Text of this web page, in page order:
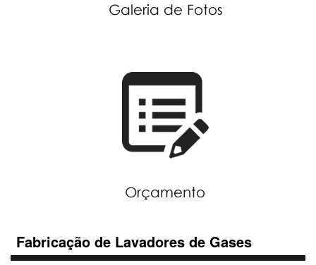
Fabricação de Lavadores de Gases